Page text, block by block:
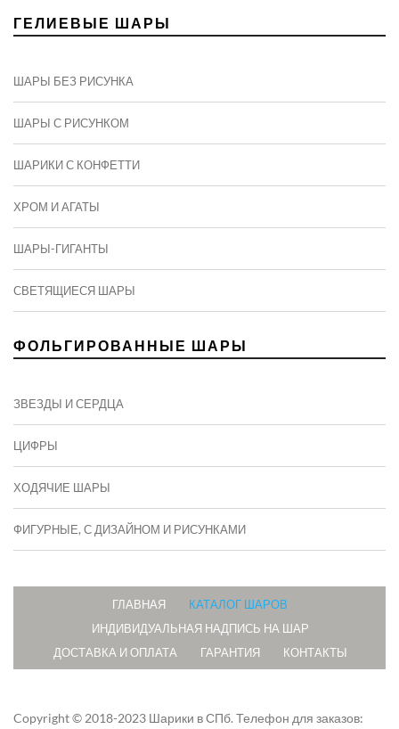
ГЕЛИЕВЫЕ ШАРЫ
ШАРЫ БЕЗ РИСУНКА
ШАРЫ С РИСУНКОМ
ШАРИКИ С КОНФЕТТИ
ХРОМ И АГАТЫ
ШАРЫ-ГИГАНТЫ
СВЕТЯЩИЕСЯ ШАРЫ
ФОЛЬГИРОВАННЫЕ ШАРЫ
ЗВЕЗДЫ И СЕРДЦА
ЦИФРЫ
ХОДЯЧИЕ ШАРЫ
ФИГУРНЫЕ, С ДИЗАЙНОМ И РИСУНКАМИ
ГЛАВНАЯ
КАТАЛОГ ШАРОВ
ИНДИВИДУАЛЬНАЯ НАДПИСЬ НА ШАР
ДОСТАВКА И ОПЛАТА
ГАРАНТИЯ КОНТАКТЫ
Copyright © 2018-2023 Шарики в СПб. Телефон для заказов: